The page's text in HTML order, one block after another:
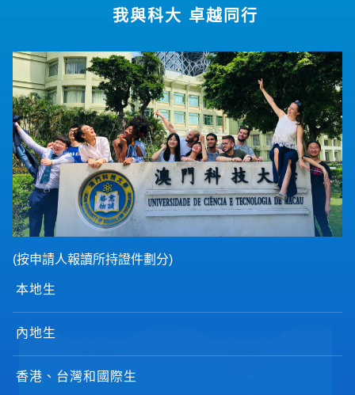
我與科大 卓越同行
(按申請人報讀所持證件劃分)
本地生
內地生
香港、台灣和國際生